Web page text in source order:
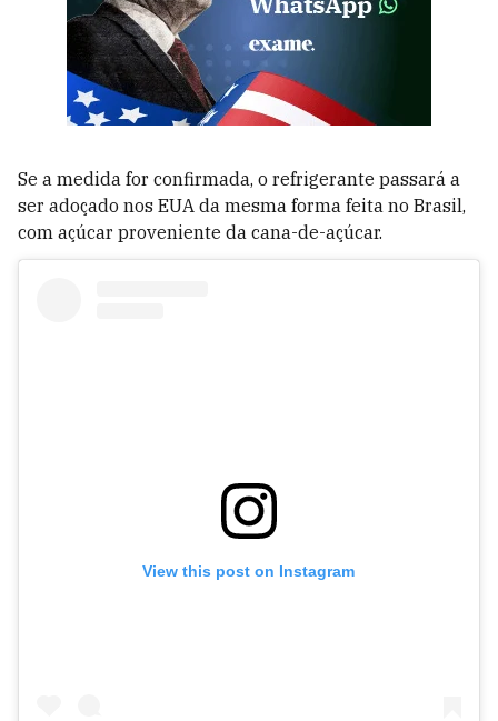
Se a medida for confirmada, o refrigerante passará a
ser adoçado nos EUA da mesma forma feita no Brasil,
com açúcar proveniente da cana-de-açúcar.
View this post on Instagram